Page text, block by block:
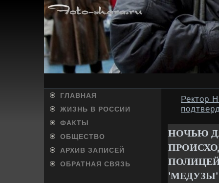
ГЛАВНАЯ
ЖИЗНЬ В РОССИИ
ФАКТЫ
ОБЩЕСТВО
АРХИВ ЗАПИСЕЙ
ОБРАТНАЯ СВЯЗЬ
Ректор
НОЧЬЮ
'МЕДУЗЫ'